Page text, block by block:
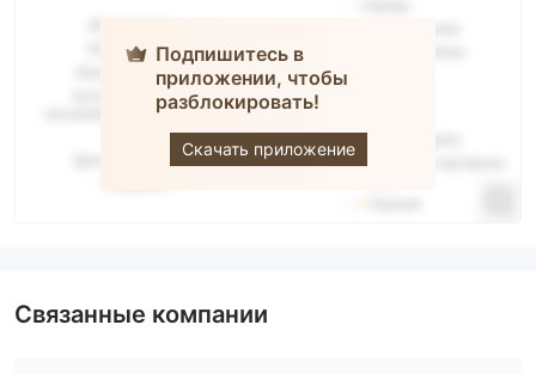
Подпишитесь в
приложении, чтобы
разблокировать!
Скачать приложение
Fivoro
Связанные компании